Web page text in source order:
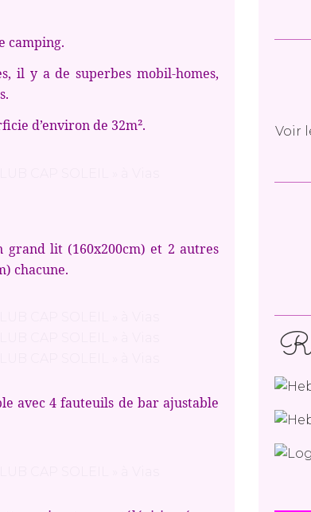
camping.
a de superbes mobil-homes,
d’environ de 32m².
grand lit (160x200cm) et 2 autres
chacune.
avec 4 fauteuils de bar ajustable
Voir